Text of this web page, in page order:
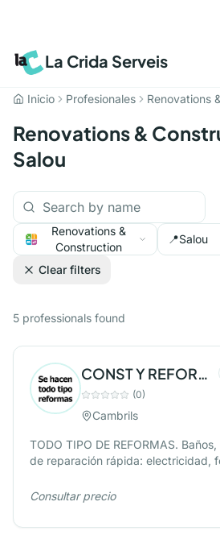
La Crida Serveis
Inicio Profesionales Renovations
Renovations &
Salou
Renovations &
Construction
📍Salou
Clear filters
5 professionals found
CONST Y REFORMAS NUEVO CAMBRILS S.L.
(0)
Cambrils
TODO TIPO DE REFORMAS.
de reparación rápida: electricidad,
Consultar precio